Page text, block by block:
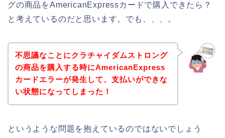
グの商品をAmericanExpressカードで購入できたら？
と考えているのだと思います。でも、、、。
不思議なことにクラチャイダムストロング
の商品を購入する時にAmericanExpress
カードエラーが発生して、支払いができな
い状態になってしまった！
というような問題を抱えているのではないでしょう